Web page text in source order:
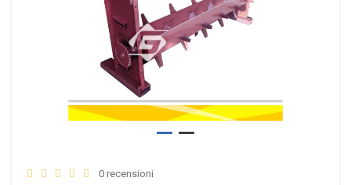
0 recensioni